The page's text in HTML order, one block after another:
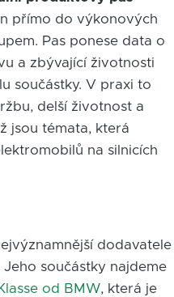
přímo do výkonových
Pas ponese data o
a zbývající životnosti
součástky. V praxi to
delší životnost a
jsou témata, která
na silnicích
dodavatele
součástky najdeme
od BMW, která je